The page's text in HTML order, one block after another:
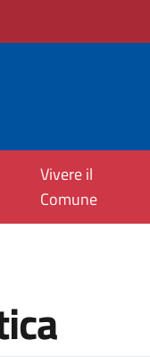
Vivere il
Comune